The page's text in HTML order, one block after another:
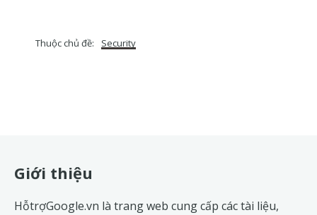
Thuộc chủ đề: Security
Footer
Giới thiệu
HỗtrợGoogle.vn là trang web cung cấp các tài liệu,